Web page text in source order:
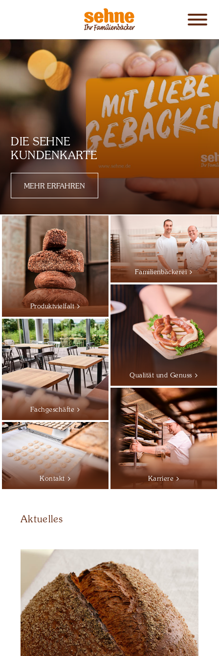
DIE SEHNE
KUNDENKARTE
MEHR ERFAHREN
Produktvielfalt
Familienbäckerei
Fachgeschäfte
Kontakt
Qualität und Genuss
Karriere
Aktuelles
Karriere